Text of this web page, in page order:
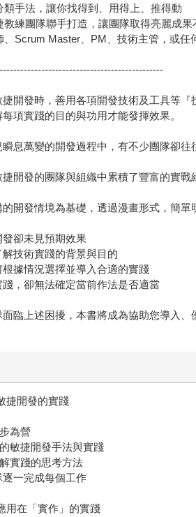
類手法，讓你找得到、用得上、推得動
教練團隊聯手打造，讓團隊取得亮麗成果
、Scrum Master、PM、技術主管，或任
開發時，善用各項開發技術及工具等『
項實踐的目的與功用才能發揮效果。
息萬變的開發過程中，有不少團隊卻往
開發的團隊與組織中累積了豐富的實戰
開發情境為基礎，透過漫畫形式，簡
發卻未見預期效果
解技術實踐的背景與目的
根據情況選擇並導入合適的實踐
踐，卻無法確定當前作法是否適當
臨上述困擾，本書將成為協助您導入、
捷開發的實踐
為營
敏捷開發手法與實踐
實踐的思考方法
一完成每個工作
用在「實作」的實踐